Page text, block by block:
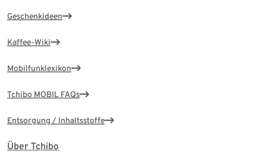
Geschenkideen
Kaffee-Wiki
Mobilfunklexikon
Tchibo MOBIL FAQs
Entsorgung / Inhaltsstoffe
Über Tchibo